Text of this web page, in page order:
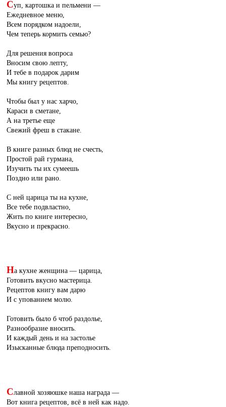
Суп, картошка и пельмени —
Ежедневное меню,
Всем порядком надоели,
Чем теперь кормить семью?
Для решения вопроса
Вносим свою лепту,
И тебе в подарок дарим
Мы книгу рецептов.
Чтобы был у нас харчо,
Караси в сметане,
А на третье еще
Свежий фреш в стакане.
В книге разных блюд не счесть,
Простой рай гурмана,
Изучить ты их сумеешь
Поздно или рано.
С ней царица ты на кухне,
Все тебе подвластно,
Жить по книге интересно,
Вкусно и прекрасно.
На кухне женщина — царица,
Готовить вкусно мастерица.
Рецептов книгу вам дарю
И с упованием молю.
Готовить было б чтоб раздолье,
Разнообразие вносить.
И каждый день и на застолье
Изысканные блюда преподносить.
Славной хозяюшке наша награда —
Вот книга рецептов, всё в ней как надо.